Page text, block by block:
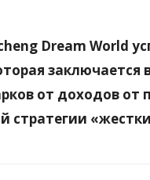
Dream World
заключается
от доходов от
стратегии